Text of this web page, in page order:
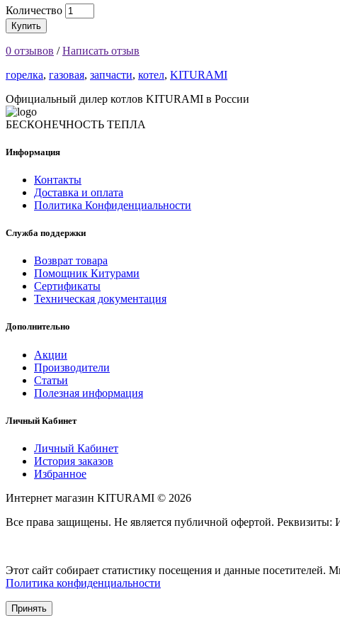
Количество
Купить
0 отзывов /Написать отзыв
горелка, газовая, запчасти, котел, KITURAMI
Официальный дилер котлов KITURAMI в России
БЕСКОНЕЧНОСТЬ ТЕПЛА
Информация
Контакты
Доставка и оплата
Политика Конфиденциальности
Служба поддержки
Возврат товара
Помощник Китурами
Сертификаты
Техническая документация
Дополнительно
Акции
Производители
Статьи
Полезная информация
Личный Кабинет
Личный Кабинет
История заказов
Избранное
Интернет магазин KITURAMI © 2026
Все права защищены. Не является публичной офертой.
Этот сайт собирает статистику посещения и данные
Политика конфиденциальности
Принять